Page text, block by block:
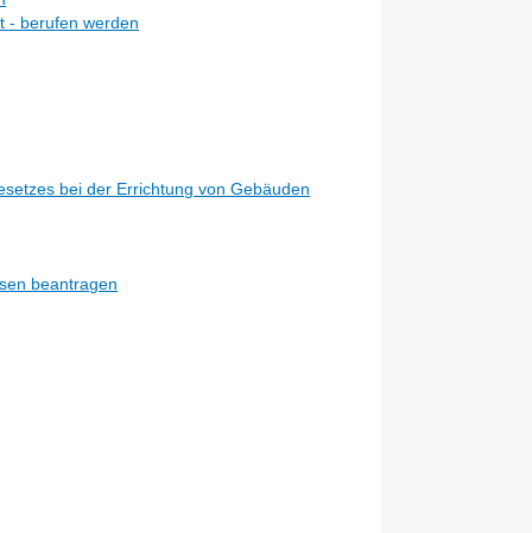
- berufen werden
bei der Errichtung von Gebäuden
beantragen